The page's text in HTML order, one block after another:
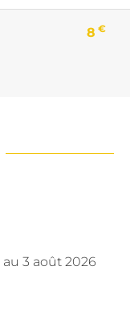
8 €
au 3 août 2026